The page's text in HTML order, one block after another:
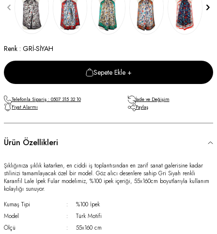
Renk : GRİ-SİYAH
Sepete Ekle +
Telefonla Sipariş : 0507 315 32 10
İade ve Değişim
Fiyat Alarmı
Paylaş
Ürün Özellikleri
Şıklığınıza şıklık katarken, en ciddi iş toplantısından en zarif sanat galerisine kadar
stilinizi tamamlayacak özel bir model. Göz alıcı desenlere sahip Gri Siyah renkli
Karanfil Lale İpek Fular modelimiz, %100 ipek içeriği, 55x160cm boyutlarıyla kullanım
kolaylığı sunuyor.
Kumaş Tipi
:
%100 İpek
Model
:
Türk Motifi
Ölçü
:
55x160 cm